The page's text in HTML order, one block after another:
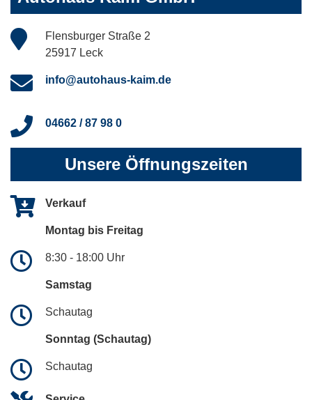
Flensburger Straße 2
25917 Leck
info@autohaus-kaim.de
04662 / 87 98 0
Unsere Öffnungszeiten
Verkauf
Montag bis Freitag
8:30 - 18:00 Uhr
Samstag
Schautag
Sonntag (Schautag)
Schautag